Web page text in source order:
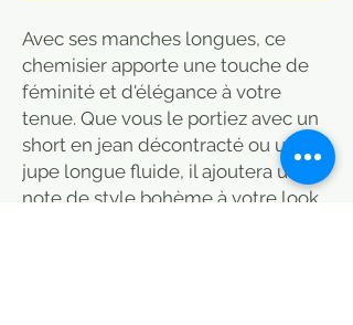
Avec ses manches longues, ce
chemisier apporte une touche de
féminité et d'élégance à votre
tenue. Que vous le portiez avec un
short en jean décontracté ou une
jupe longue fluide, il ajoutera une
note de style bohème à votre look